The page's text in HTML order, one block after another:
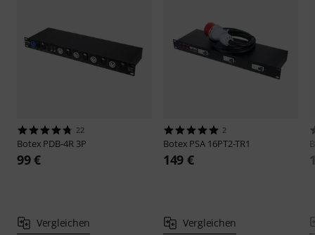
22
Botex PDB-4R 3P
99 €
Vergleichen
2
Botex PSA 16PT2-TR1
149 €
Vergleichen